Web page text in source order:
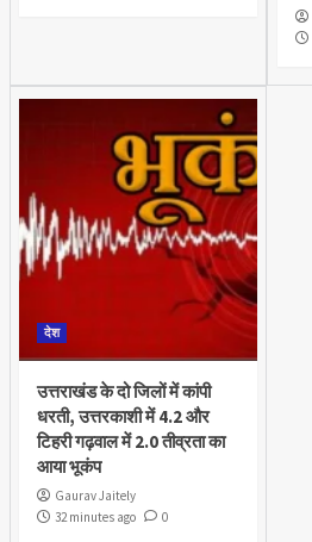
देश
उत्तराखंड के दो जिलों में कांपी
धरती, उत्तरकाशी में 4.2 और
टिहरी गढ़वाल में 2.0 तीव्रता का
आया भूकंप
Gaurav Jaitely
32 minutes ago
0